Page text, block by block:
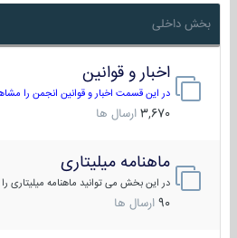
بخش داخلی
اخبار و قوانین
در این قسمت اخبار و قوانین انجمن را
3,670 ارسال ها
ماهنامه میلیتاری
در این بخش می توانید ماهنامه میلیتاری را
90 ارسال ها